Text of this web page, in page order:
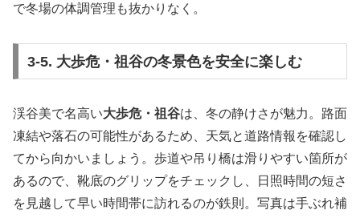
で冬場の体調管理も抜かりなく。
3-5. 大歩危・祖谷の冬景色を安全に楽しむ
渓谷美で名高い大歩危・祖谷は、冬の静けさが魅力。路面
凍結や落石の可能性があるため、天気と道路情報を確認し
てから向かいましょう。歩道や吊り橋は滑りやすい箇所が
あるので、靴底のグリップをチェックし、日照時間の短さ
を見越して早い時間帯に訪れるのが鉄則。写真は手ぶれ補